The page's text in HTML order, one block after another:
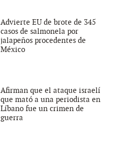
Advierte EU de brote de 345
casos de salmonela por
jalapeños procedentes de
México
Afirman que el ataque israelí
que mató a una periodista en
Líbano fue un crimen de
guerra